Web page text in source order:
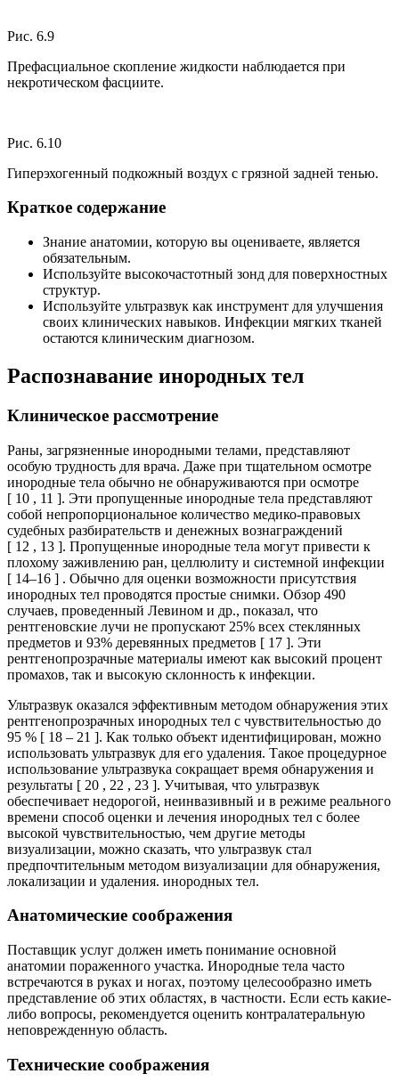
Рис. 6.9
Префасциальное скопление жидкости наблюдается при
некротическом фасциите.
Рис. 6.10
Гиперэхогенный подкожный воздух с грязной задней тенью.
Краткое содержание
Знание анатомии, которую вы оцениваете, является
обязательным.
Используйте высокочастотный зонд для поверхностных
структур.
Используйте ультразвук как инструмент для улучшения
своих клинических навыков. Инфекции мягких тканей
остаются клиническим диагнозом.
Распознавание инородных тел
Клиническое рассмотрение
Раны, загрязненные инородными телами, представляют
особую трудность для врача. Даже при тщательном осмотре
инородные тела обычно не обнаруживаются при осмотре
[ 10 , 11 ]. Эти пропущенные инородные тела представляют
собой непропорциональное количество медико-правовых
судебных разбирательств и денежных вознаграждений
[ 12 , 13 ]. Пропущенные инородные тела могут привести к
плохому заживлению ран, целлюлиту и системной инфекции
[ 14–16 ] . Обычно для оценки возможности присутствия
инородных тел проводятся простые снимки. Обзор 490
случаев, проведенный Левином и др., показал, что
рентгеновские лучи не пропускают 25% всех стеклянных
предметов и 93% деревянных предметов [ 17 ]. Эти
рентгенопрозрачные материалы имеют как высокий процент
промахов, так и высокую склонность к инфекции.
Ультразвук оказался эффективным методом обнаружения этих
рентгенопрозрачных инородных тел с чувствительностью до
95 % [ 18 – 21 ]. Как только объект идентифицирован, можно
использовать ультразвук для его удаления. Такое процедурное
использование ультразвука сокращает время обнаружения и
результаты [ 20 , 22 , 23 ]. Учитывая, что ультразвук
обеспечивает недорогой, неинвазивный и в режиме реального
времени способ оценки и лечения инородных тел с более
высокой чувствительностью, чем другие методы
визуализации, можно сказать, что ультразвук стал
предпочтительным методом визуализации для обнаружения,
локализации и удаления. инородных тел.
Анатомические соображения
Поставщик услуг должен иметь понимание основной
анатомии пораженного участка. Инородные тела часто
встречаются в руках и ногах, поэтому целесообразно иметь
представление об этих областях, в частности. Если есть какие-
либо вопросы, рекомендуется оценить контралатеральную
неповрежденную область.
Технические соображения